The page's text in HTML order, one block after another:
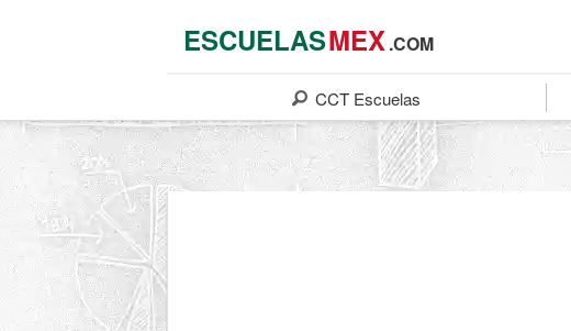
ESCUELASMEX.COM
CCT Escuelas